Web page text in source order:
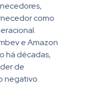
como
e Amazon
há décadas,
de
negativo